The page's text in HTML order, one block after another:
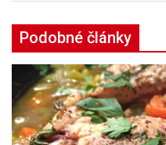
Podobné články